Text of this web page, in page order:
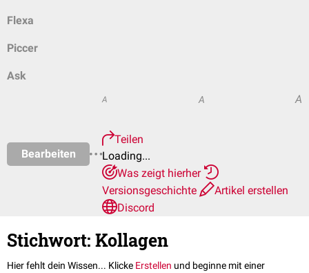
Flexa
Piccer
Ask
Bearbeiten
A A A
Teilen
Loading...
Was zeigt hierher
Versionsgeschichte
Artikel erstellen
Discord
Stichwort: Kollagen
Hier fehlt dein Wissen... Klicke Erstellen und beginne mit einer